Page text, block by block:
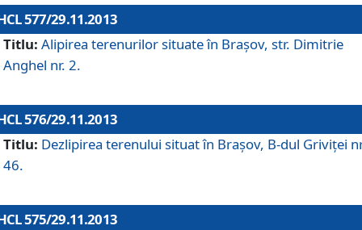
577/29.11.2013
Titlu: Alipirea terenurilor situate în Braşov, str. Dimitrie
Anghel nr. 2.
576/29.11.2013
Titlu: Dezlipirea terenului situat în Braşov, B-dul Griviţei
46.
575/29.11.2013